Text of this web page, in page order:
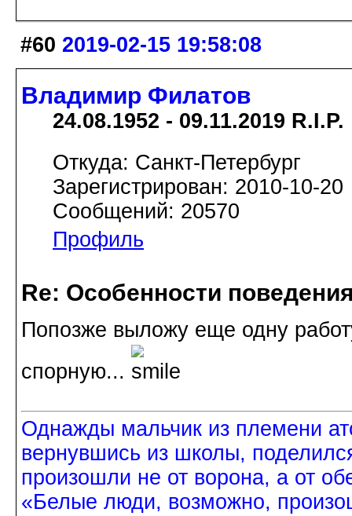
#60 2019-02-15 19:58:08
Владимир Филатов
24.08.1952 - 09.11.2019 R.I.P.
Откуда: Санкт-Петербург
Зарегистрирован: 2010-10-20
Сообщений: 20570
Профиль
Re: Особенности
Попозже выложу еще одну
спорную...
Однажды мальчик из племени
вернувшись из школы,
произошли не от ворона, а от
«Белые люди, возможно,